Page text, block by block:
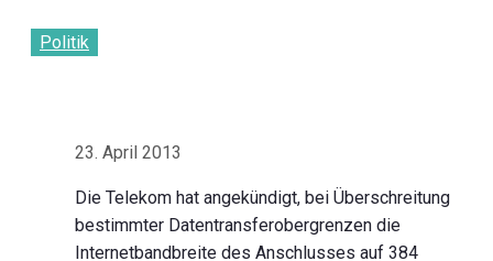
Politik
23. April 2013
Die Telekom hat angekündigt, bei Überschreitung
bestimmter Datentransferobergrenzen die
Internetbandbreite des Anschlusses auf 384